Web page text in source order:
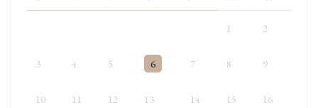
1 2
3 4 5 6 7 8 9
10 11 12 13 14 15 16